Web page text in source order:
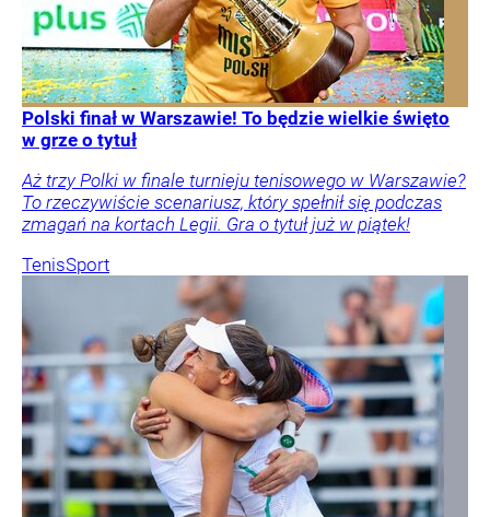
Polski finał w Warszawie! To będzie wielkie święto
w grze o tytuł
Aż trzy Polki w finale turnieju tenisowego w Warszawie?
To rzeczywiście scenariusz, który spełnił się podczas
zmagań na kortach Legii. Gra o tytuł już w piątek!
TenisSport